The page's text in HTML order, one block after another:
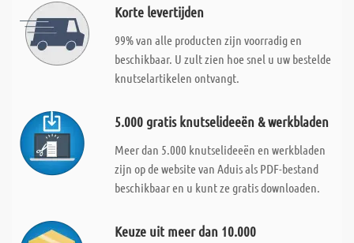
Korte levertijden
99% van alle producten zijn voorradig en
beschikbaar. U zult zien hoe snel u uw bestelde
knutselartikelen ontvangt.
5.000 gratis knutselideeën & werkbladen
Meer dan 5.000 knutselideeën en werkbladen
zijn op de website van Aduis als PDF-bestand
beschikbaar en u kunt ze gratis downloaden.
Keuze uit meer dan 10.000